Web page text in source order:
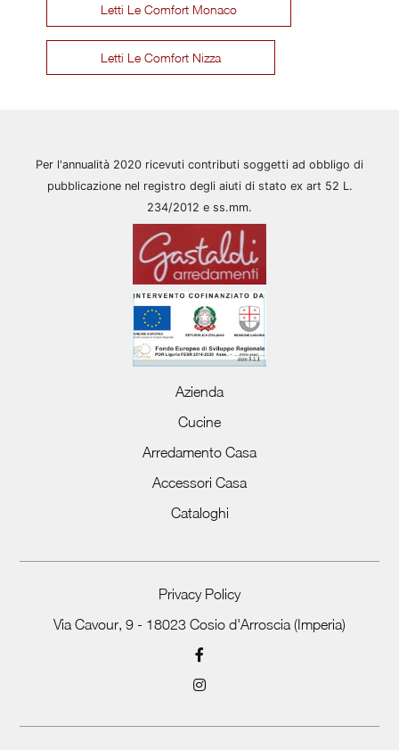
Letti Le Comfort Monaco
Letti Le Comfort Nizza
Per l'annualità 2020 ricevuti contributi soggetti ad obbligo di
pubblicazione nel registro degli aiuti di stato ex art 52 L.
234/2012 e ss.mm.
Azienda
Cucine
Arredamento Casa
Accessori Casa
Cataloghi
Privacy Policy
Via Cavour, 9 - 18023 Cosio d'Arroscia (Imperia)